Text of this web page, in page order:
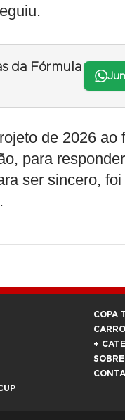
da Fórmula
de 2026 ao
para
ser sincero,
COPA
+